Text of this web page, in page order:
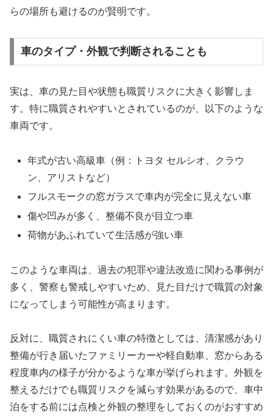
らの場所も避けるのが賢明です。
車のタイプ・外観で判断されることも
実は、車の見た目や状態も職質リスクに大きく影響しま
す。特に職質されやすいとされているのが、以下のような
車両です。
年式が古い高級車（例：トヨタ セルシオ、クラウ
ン、アリストなど）
フルスモークの窓ガラスで車内が完全に見えない車
傷や凹みが多く、整備不良が目立つ車
荷物があふれていて生活感が強い車
このような車両は、過去の犯罪や違法改造に関わる事例が
多く、警察も警戒しやすいため、見た目だけで職質の対象
になってしまう可能性が高まります。
反対に、職質されにくい車の特徴としては、清潔感があり
整備が行き届いたファミリーカーや軽自動車、窓からある
程度車内の様子が分かるような車が挙げられます。外観を
整えるだけでも職質リスクを減らす効果があるので、車中
泊をする前には点検と外観の整理をしておくのがおすすめ